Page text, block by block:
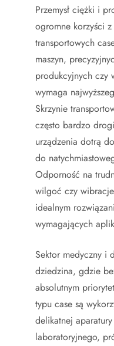
Przemysł ciężki i
ogromne korzyści
transportowych
maszyn,
produkcyjnych czy
wymaga
Skrzynie
często bardzo
urządzenia dotrą
do
Odporność na
wilgoć czy
idealnym
wymagających
Sektor medyczny i
dziedzina, gdzie
absolutnym
typu case są
delikatnej
laboratoryjnego,